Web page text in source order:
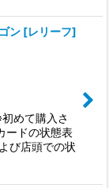
ン [レリーフ]
めて購入さ
ードの状態表
び店頭での状